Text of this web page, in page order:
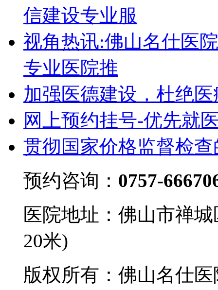
信建设专业服
视角热讯:佛山名仕医
专业医院推
加强医德建设，杜绝
网上预约挂号-优先就
贯彻国家价格监督检
预约咨询： 0757-
医院地址：佛山市禅
20米)
版权所有：佛山名仕